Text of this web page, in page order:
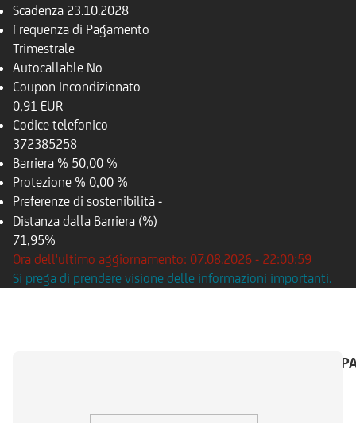
Scadenza 23.10.2028
Frequenza di Pagamento
Trimestrale
Autocallable No
Coupon Incondizionato
0,91 EUR
Codice telefonico
372385258
Barriera % 50,00 %
Protezione % 0,00 %
Preferenze di sostenibilità -
Distanza dalla Barriera (%)
71,95%
Ora dell'ultimo aggiornamento: 07.08.2026 - 22:00:59
Si prega di prendere visione delle informazioni importanti.
CALENDARIO